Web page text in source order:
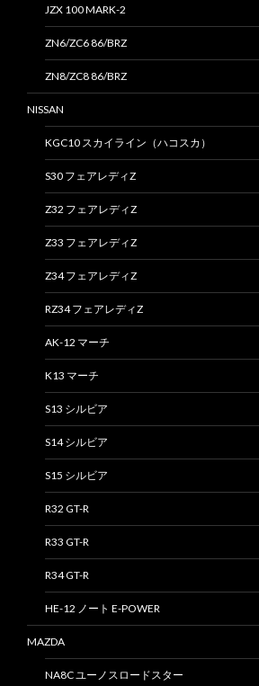
JZX 100 MARK-2
ZN6/ZC6 86/BRZ
ZN8/ZC8 86/BRZ
NISSAN
KGC10 スカイライン（ハコスカ）
S30 フェアレディZ
Z32 フェアレディZ
Z33 フェアレディZ
Z34 フェアレディZ
RZ34 フェアレディZ
AK-12 マーチ
K13 マーチ
S13 シルビア
S14 シルビア
S15 シルビア
R32 GT-R
R33 GT-R
R34 GT-R
HE-12 ノート E-POWER
MAZDA
NA8C ユーノスロードスター